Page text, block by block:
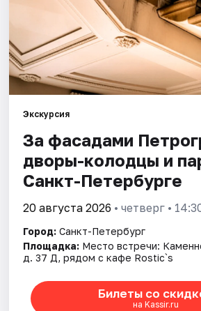
Спорт
События
Города
Площадки
Артисты
Рейтинги
Экскурсия
За фасадами
дворы-колодцы и
Санкт-Петербурге
20 августа 2026 • четверг •
Город: Санкт-Петербург
Площадка: Место встречи:
д. 37 Д, рядом с кафе Rostic`s
Билеты со
на Kassir.ru